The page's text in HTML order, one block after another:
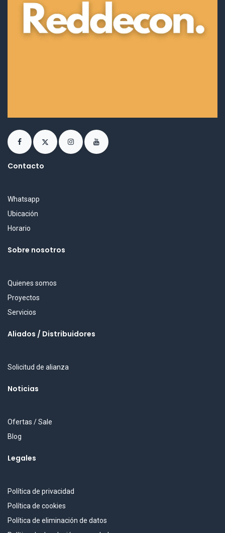
Contacto
Whatsapp
Ubicación
Horario
Sobre nosotros
Quienes somos
Proyectos
Servicios
Aliados / Distribuidores
Solicitud de alianza
Noticias
Ofertas / Sale
Blog
Legales
Política de privacidad
Política de cookies
Política de eliminación de datos